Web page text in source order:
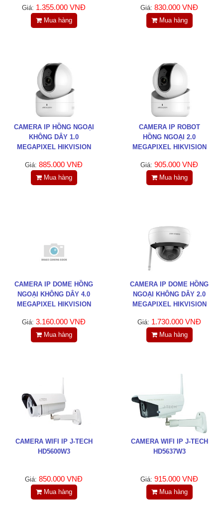
Giá: 1.355.000 VNĐ
Mua hàng
Giá: 830.000 VNĐ
Mua hàng
CAMERA IP HỒNG NGOẠI
KHÔNG DÂY 1.0
MEGAPIXEL HIKVISION
Giá: 885.000 VNĐ
Mua hàng
CAMERA IP ROBOT
HỒNG NGOẠI 2.0
MEGAPIXEL HIKVISION
Giá: 905.000 VNĐ
Mua hàng
CAMERA IP DOME HỒNG
NGOẠI KHÔNG DÂY 4.0
MEGAPIXEL HIKVISION
Giá: 3.160.000 VNĐ
Mua hàng
CAMERA IP DOME HỒNG
NGOẠI KHÔNG DÂY 2.0
MEGAPIXEL HIKVISION
Giá: 1.730.000 VNĐ
Mua hàng
CAMERA WIFI IP J-TECH
HD5600W3
Giá: 850.000 VNĐ
Mua hàng
CAMERA WIFI IP J-TECH
HD5637W3
Giá: 915.000 VNĐ
Mua hàng
Tin tức
Liên hệ
TRÊN MẠNG XÃ HỘI
Google
Twitter
HotLine
0988829841
Email
taejsc@gmail.com
©COPYRIGHT 2019. ALL RIGHTS RESERVED